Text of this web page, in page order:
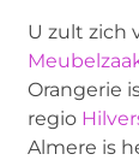
U zult zich
Orangerie
regio
Almere is